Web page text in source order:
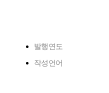
발행연도
작성언어